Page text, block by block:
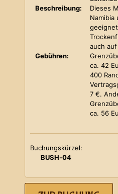
Beschreibung:
Dieses
Namibia
auch
Gebühren:
ca. 42
400
7 €.
ca. 56
Buchungskürzel:
BUSH-04